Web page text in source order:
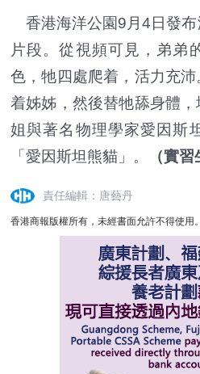
香港海洋公園9月4日發
片段。從視頻可見，弟弟
色，牠四處爬着，活力充
着姊姊，然後替牠舔身體
姐與著名物理學家愛因斯
「愛因斯坦熊貓」。
（實
責任編輯：唐藝丹
香港商報版權所有，未經書面允許不得使用。